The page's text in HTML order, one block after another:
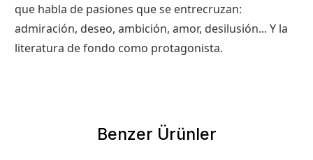
que habla de pasiones que se entrecruzan:
admiración, deseo, ambición, amor, desilusión... Y la
literatura de fondo como protagonista.
Benzer Ürünler